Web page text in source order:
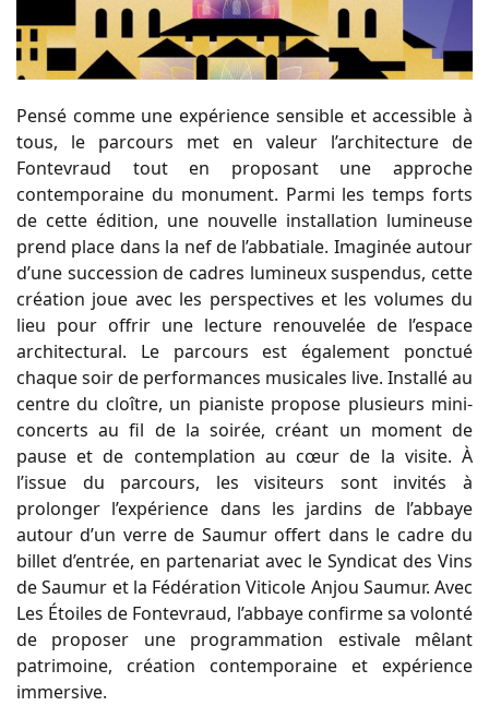
Pensé comme une expérience sensible et accessible à
tous, le parcours met en valeur l’architecture de
Fontevraud tout en proposant une approche
contemporaine du monument. Parmi les temps forts
de cette édition, une nouvelle installation lumineuse
prend place dans la nef de l’abbatiale. Imaginée autour
d’une succession de cadres lumineux suspendus, cette
création joue avec les perspectives et les volumes du
lieu pour offrir une lecture renouvelée de l’espace
architectural. Le parcours est également ponctué
chaque soir de performances musicales live. Installé au
centre du cloître, un pianiste propose plusieurs mini-
concerts au fil de la soirée, créant un moment de
pause et de contemplation au cœur de la visite. À
l’issue du parcours, les visiteurs sont invités à
prolonger l’expérience dans les jardins de l’abbaye
autour d’un verre de Saumur offert dans le cadre du
billet d’entrée, en partenariat avec le Syndicat des Vins
de Saumur et la Fédération Viticole Anjou Saumur. Avec
Les Étoiles de Fontevraud, l’abbaye confirme sa volonté
de proposer une programmation estivale mêlant
patrimoine, création contemporaine et expérience
immersive.